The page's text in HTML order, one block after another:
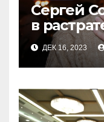
Сергей
в
меня
ДЕК 16, 2023